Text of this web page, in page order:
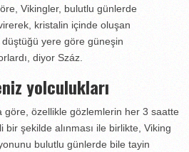
Vikingler, bulutlu günlerde
kristalin içinde oluşan
düştüğü yere göre güneşin
diyor Száz.
yolculukları
göre, özellikle gözlemlerin her 3 saatte
şekilde alınması ile birlikte, Viking
bulutlu günlerde bile tayin